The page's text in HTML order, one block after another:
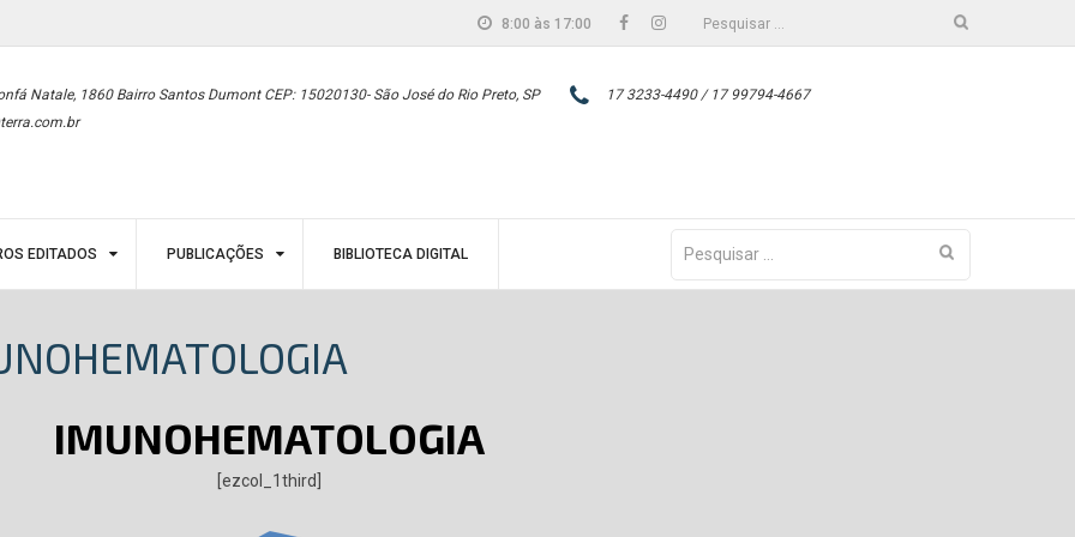
8:00 às 17:00 FacebookInstagram
Pesquisar
Natale, 1860 Bairro Santos Dumont CEP: 15020130- São José do Rio Preto, SP
17 3233-4490 / 17 99794-4667
EDITADOS PUBLICAÇÕES BIBLIOTECA DIGITAL
por:
IMUNOHEMATOLOGIA
[ezcol_1third]